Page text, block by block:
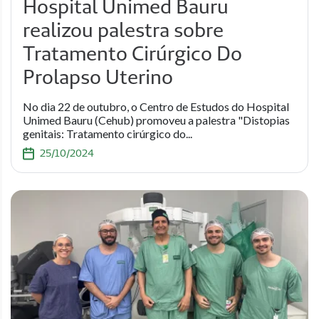
Hospital Unimed Bauru
realizou palestra sobre
Tratamento Cirúrgico Do
Prolapso Uterino
No dia 22 de outubro, o Centro de Estudos do Hospital
Unimed Bauru (Cehub) promoveu a palestra "Distopias
genitais: Tratamento cirúrgico do...
25/10/2024